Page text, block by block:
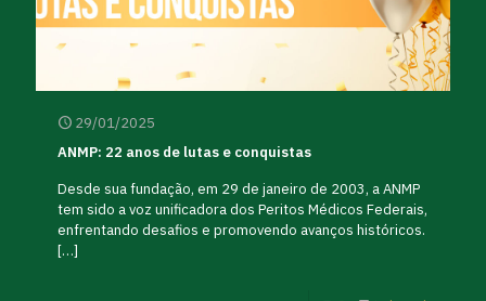
29/01/2025
ANMP: 22 anos de lutas e conquistas
Desde sua fundação, em 29 de janeiro de 2003, a ANMP
tem sido a voz unificadora dos Peritos Médicos Federais,
enfrentando desafios e promovendo avanços históricos.
[…]